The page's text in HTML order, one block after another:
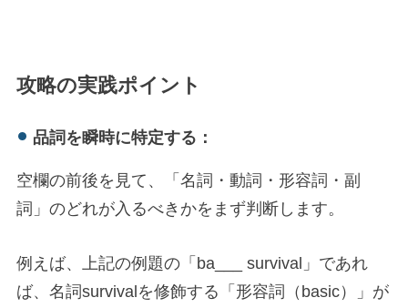
攻略の実践ポイント
品詞を瞬時に特定する：
空欄の前後を見て、「名詞・動詞・形容詞・副
詞」のどれが入るべきかをまず判断します。
例えば、上記の例題の「ba___ survival」であれ
ば、名詞survivalを修飾する「形容詞（basic）」が